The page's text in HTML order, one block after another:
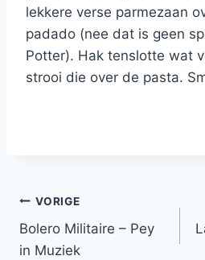
lekkere verse parmezaan
padado (nee dat is geen
Potter). Hak tenslotte wat
strooi die over de pasta.
Bericht
navigatie
VORIGE
Bolero Militaire – Pey
in Muziek